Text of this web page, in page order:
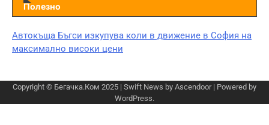
Полезно
Автокъща Бъгси изкупува коли в движение в София на
максимално високи цени
Copyright © Бегачка.Ком 2025 | Swift News by Ascendoor| Powered by
WordPress.